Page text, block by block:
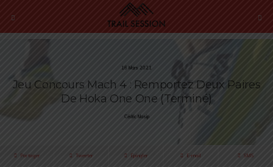
16 Mars 2021
Jeu Concours Mach 4 : Remportez Deux Paires
De Hoka One One (Terminé)
Cédric Masip
Partager Tweeter Épingler E-mail SMS